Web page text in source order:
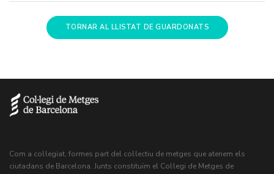
TORNAR AL LLISTAT DE GUARDONATS
Com a col·legiat, formes part del col·lectiu de metges que atenem els
ciutadans de Barcelona. Junts constituïm el Col·legi de Metges de